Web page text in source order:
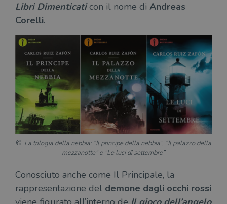
Libri Dimenticaticon il nome di Andreas
Corelli.
La trilogia della nebbia: “Il principe della nebbia”, “Il palazzo della
mezzanotte” e “Le luci di settembre”
Conosciuto anche come Il Principale, la
rappresentazione del demone dagli occhi rossi